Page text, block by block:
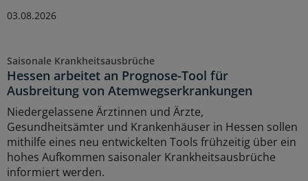
03.08.2026
Saisonale Krankheitsausbrüche
Hessen arbeitet an Prognose-Tool für
Ausbreitung von Atemwegserkrankungen
Niedergelassene Ärztinnen und Ärzte,
Gesundheitsämter und Krankenhäuser in Hessen sollen
mithilfe eines neu entwickelten Tools frühzeitig über ein
hohes Aufkommen saisonaler Krankheitsausbrüche
informiert werden.